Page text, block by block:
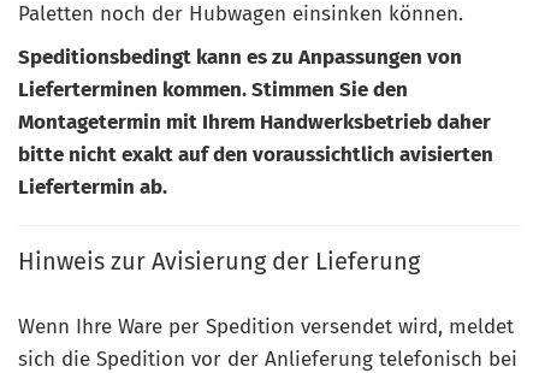
Paletten noch der Hubwagen einsinken können.
Speditionsbedingt kann es zu Anpassungen von
Lieferterminen kommen. Stimmen Sie den
Montagetermin mit Ihrem Handwerksbetrieb daher
bitte nicht exakt auf den voraussichtlich avisierten
Liefertermin ab.
Hinweis zur Avisierung der Lieferung
Wenn Ihre Ware per Spedition versendet wird, meldet
sich die Spedition vor der Anlieferung telefonisch bei